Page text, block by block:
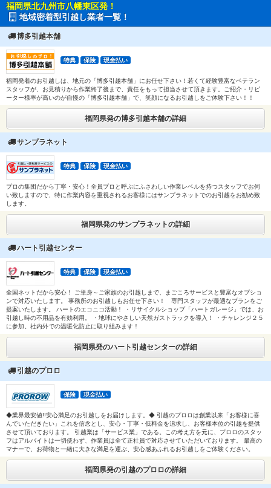
福岡県北九州市八幡東区発！
地域密着型引越し業者一覧！
博多引越本舗
特典 保険 現金払い
福岡発着のお引越しは、地元の「博多引越本舗」にお任せ下さい！若くて経験豊富なベテラン
スタッフが、お見積りから作業終了後まで、責任をもって担当させて頂きます。ご紹介・リピ
ーター様率が高いのが自慢の「博多引越本舗」で、笑顔になるお引越しをご体験下さい！！
福岡県発の博多引越本舗の詳細
サンプラネット
特典 保険 現金払い
プロの集団だから丁寧・安心！全員プロと呼ぶにふさわしい作業レベルを持つスタッフでお伺
い致しますので、特に作業内容を重視されるお客様にはサンプラネットでのお引越をお勧め致
します。
福岡県発のサンプラネットの詳細
ハート引越センター
特典 保険 現金払い
全国ネットだから安心！ ご単身～ご家族のお引越しまで、まごころサービスと豊富なオプショ
ンで対応いたします。 事務所のお引越しもお任せ下さい！ 専門スタッフが最適なプランをご
提案いたします。 ハートのエコニコ活動！ ・リサイクルショップ「ハートガレージ」では、お
引越し時の不用品を有効利用。 ・地球にやさしい天然ガストラックを導入！ ・チャレンジ２５
に参加。社内外での温暖化防止に取り組みます！
福岡県発のハート引越センターの詳細
引越のプロロ
保険 現金払い
◆業界最安値!!安心満足のお引越しをお届けします。◆ 引越のプロロは創業以来「お客様に喜
んでいただきたい」これを信念とし、安心・丁寧・低料金を追求し、お客様本位の引越を提供
させて頂いております。 引越業は「サービス業」である。この考え方を元に、プロロのスタッ
フはアルバイトは一切使わず、作業員は全て正社員で対応させていただいております。 最高の
マナーで、お荷物と一緒に大きな満足を運ぶ、安心感あふれるお引越しをご体験ください。
福岡県発の引越のプロロの詳細